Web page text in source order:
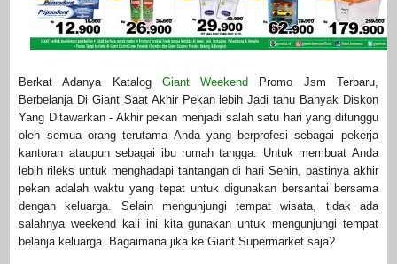
Berkat Adanya Katalog Giant Weekend Promo Jsm Terbaru,
Berbelanja Di Giant Saat Akhir Pekan lebih Jadi tahu Banyak Diskon
Yang Ditawarkan - Akhir pekan menjadi salah satu hari yang ditunggu
oleh semua orang terutama Anda yang berprofesi sebagai pekerja
kantoran ataupun sebagai ibu rumah tangga. Untuk membuat Anda
lebih rileks untuk menghadapi tantangan di hari Senin, pastinya akhir
pekan adalah waktu yang tepat untuk digunakan bersantai bersama
dengan keluarga. Selain mengunjungi tempat wisata, tidak ada
salahnya weekend kali ini kita gunakan untuk mengunjungi tempat
belanja keluarga. Bagaimana jika ke Giant Supermarket saja?